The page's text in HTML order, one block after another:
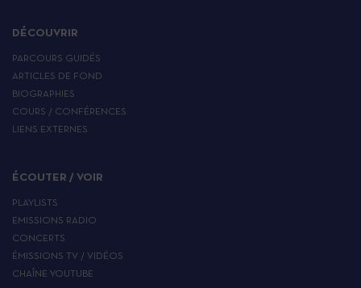
DÉCOUVRIR
PARCOURS GUIDÉS
ARTICLES DE FOND
BIOGRAPHIES
COURS / CONFÉRENCES
LIENS EXTERNES
ÉCOUTER / VOIR
PLAYLISTS
EMISSIONS RADIO
CONCERTS
ÉMISSIONS TV / VIDÉOS
CHAÎNE YOUTUBE